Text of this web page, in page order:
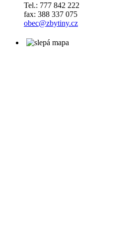
Tel.: 777 842 222
fax: 388 337 075
obec@zbytiny.cz